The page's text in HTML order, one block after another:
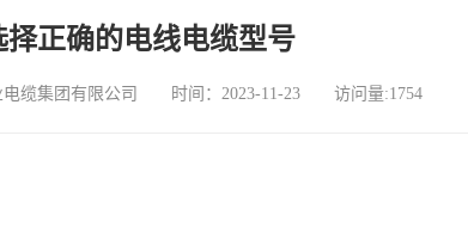
择正确的电线电缆型号
电缆集团有限公司 时间：2023-11-23 访问量:1754